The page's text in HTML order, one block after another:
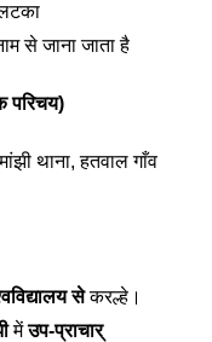
से जाना जाता है
परिचय)
थाना, हतवाल गाँव
से करल्हे।
में उप-प्राचार्